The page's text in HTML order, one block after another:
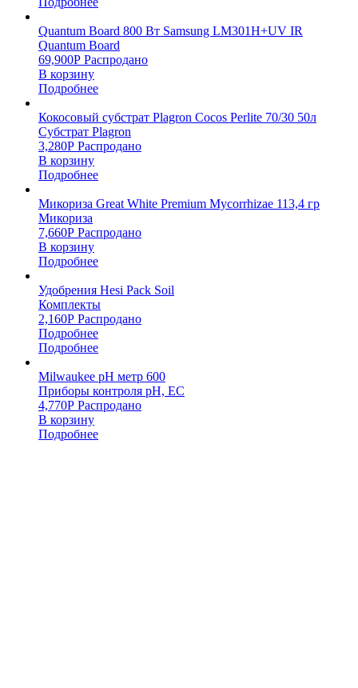
Quantum Board 800 Вт Samsung LM301H+UV IR
Quantum Board
69,900Р Распродано
В корзину
Подробнее
Кокосовый субстрат Plagron Cocos Perlite 70/30 50л
Субстрат Plagron
3,280Р Распродано
В корзину
Подробнее
Микориза Great White Premium Mycorrhizae 113,4 гр
Микориза
7,660Р Распродано
В корзину
Подробнее
Удобрения Hesi Pack Soil
Комплекты
2,160Р Распродано
Подробнее
Подробнее
Milwaukee pH метр 600
Приборы контроля pH, EC
4,770Р Распродано
В корзину
Подробнее